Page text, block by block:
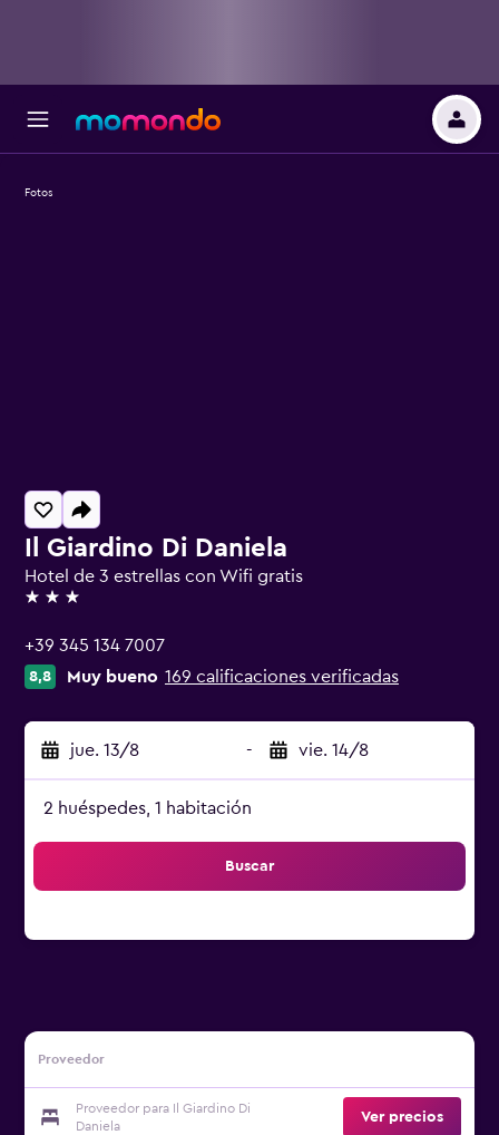
Il Giardino Di Daniela
Hotel de 3 estrellas con Wifi gratis
3 estrellas
+39 345 134 7007
8,8 Muy bueno 169 calificaciones verificadas
jue. 13/8 - vie. 14/8
2 huéspedes, 1 habitación
Buscar
Proveedor
Proveedor para Il Giardino Di
Daniela
Ver precios
Fotos